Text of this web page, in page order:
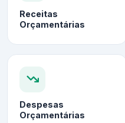
Receitas
Orçamentárias
Despesas
Orçamentárias